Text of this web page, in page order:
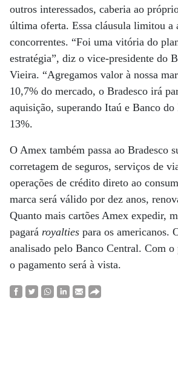
outros interessados, caberia ao
última oferta. Essa cláusula limitou a
concorrentes. “Foi uma vitória do
estratégia”, diz o vice-presidente do
Vieira. “Agregamos valor à nossa
10,7% do mercado, o Bradesco irá
aquisição, superando Itaú e Banco
13%.
O Amex também passa ao Bradesco
corretagem de seguros, serviços de
operações de crédito direto ao
marca será válido por dez anos,
Quanto mais cartões Amex expedir,
pagará royalties para os americanos.
analisado pelo Banco Central. Com o
o pagamento será à vista.